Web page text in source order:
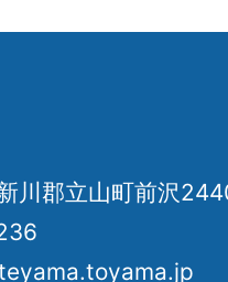
川郡立山町前沢